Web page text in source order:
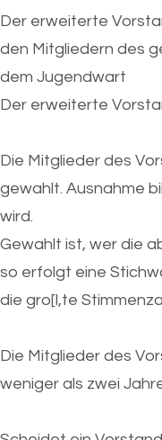
Der erweiterte
den Mitgliedern des
dem Jugendwart
Der erweiterte
Die Mitglieder des
gewahlt. Ausnahme
wird.
Gewahlt ist, wer die
so erfolgt eine
die gro[l,te
Die Mitglieder des
weniger als zwei